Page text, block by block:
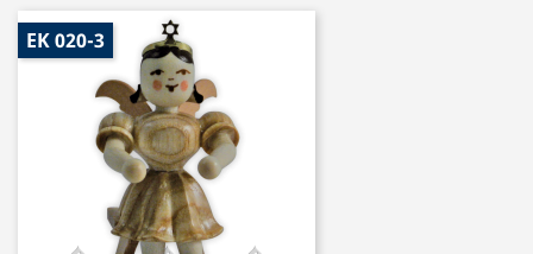
EK 020-3